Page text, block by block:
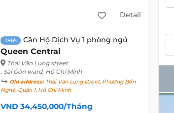
Detail
2865 Căn Hộ Dịch Vụ 1 phòng ngủ
Queen Central
Thái Văn Lung street
, Sài Gòn ward, Hồ Chí Minh
Old address:Thái Văn Lung street, Phường Bến
Nghé, Quận 1, Hồ Chí Minh
VND 34,450,000/Tháng